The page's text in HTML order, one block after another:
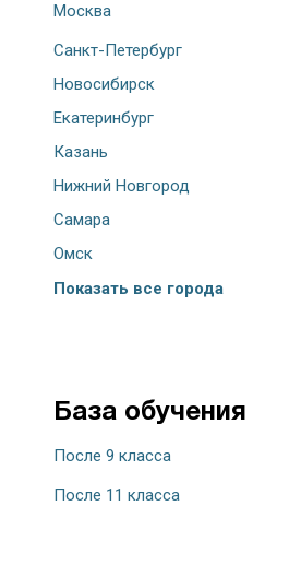
Москва
Санкт-Петербург
Новосибирск
Екатеринбург
Казань
Нижний Новгород
Самара
Омск
Показать все города
База обучения
После 9 класса
После 11 класса